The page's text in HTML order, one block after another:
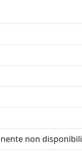
non disponibili